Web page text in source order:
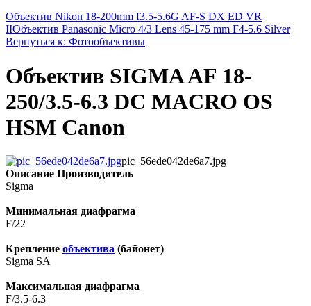
Объектив Nikon 18-200mm f3.5-5.6G AF-S DX ED VR
IIОбъектив Panasonic Micro 4/3 Lens 45-175 mm F4-5.6 Silver
Вернуться к: Фотообъективы
Объектив SIGMA AF 18-
250/3.5-6.3 DC MACRO OS
HSM Canon
pic_56ede042de6a7.jpg
Описание Производитель
Sigma
Минимальная диафрагма
F/22
Крепление объектива (байонет)
Sigma SA
Максимальная диафрагма
F/3.5-6.3